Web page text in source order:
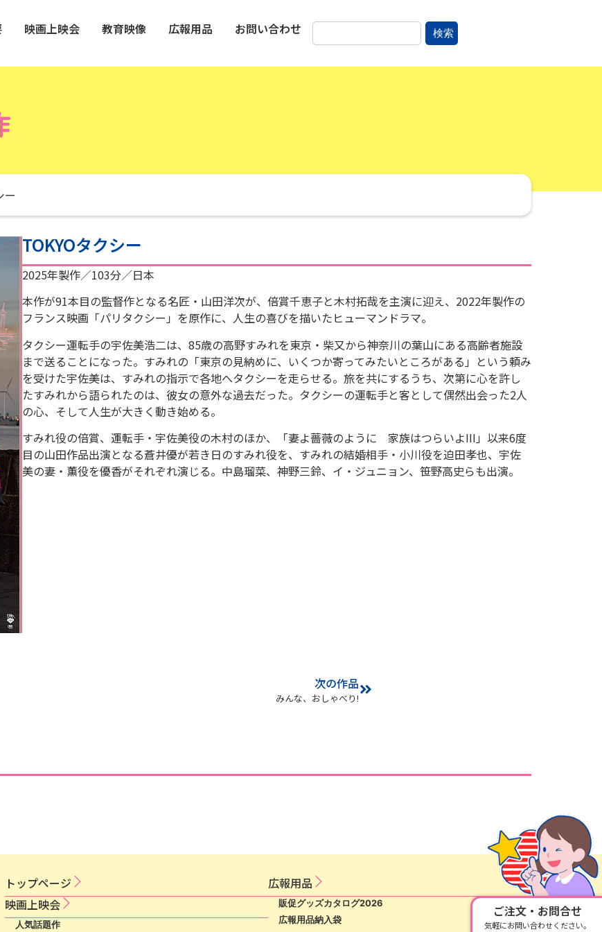
映画上映会 教育映像 広報用品 お問い合わせ 検索
ー
TOKYOタクシー
2025年製作／103分／日本
本作が91本目の監督作となる名匠・山田洋次が、倍賞千恵子と木村拓哉を主演に迎え、2022年製作の
フランス映画「パリタクシー」を原作に、人生の喜びを描いたヒューマンドラマ。
タクシー運転手の宇佐美浩二は、85歳の高野すみれを東京・柴又から神奈川の葉山にある高齢者施設
まで送ることになった。すみれの「東京の見納めに、いくつか寄ってみたいところがある」という頼み
を受けた宇佐美は、すみれの指示で各地へタクシーを走らせる。旅を共にするうち、次第に心を許し
たすみれから語られたのは、彼女の意外な過去だった。タクシーの運転手と客として偶然出会った2人
の心、そして人生が大きく動き始める。
すみれ役の倍賞、運転手・宇佐美役の木村のほか、「妻よ薔薇のように 家族はつらいよIII」以来6度
目の山田作品出演となる蒼井優が若き日のすみれ役を、すみれの結婚相手・小川役を迫田孝也、宇佐
美の妻・薫役を優香がそれぞれ演じる。中島瑠菜、神野三鈴、イ・ジュニョン、笹野高史らも出演。
次の作品
みんな、おしゃべり!
トップページ
映​画​上​映​会​​
人気話題作
広​報​用​品​
販促グッズカタログ2026
広報用品納入袋
ご注文・お問合せ
気軽にお問い合わせください。